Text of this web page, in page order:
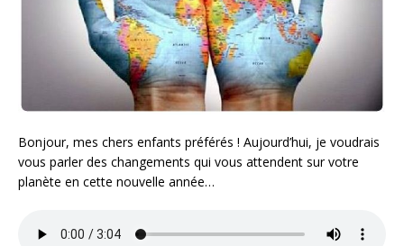
Bonjour, mes chers enfants préférés ! Aujourd’hui, je voudrais
vous parler des changements qui vous attendent sur votre
planète en cette nouvelle année…